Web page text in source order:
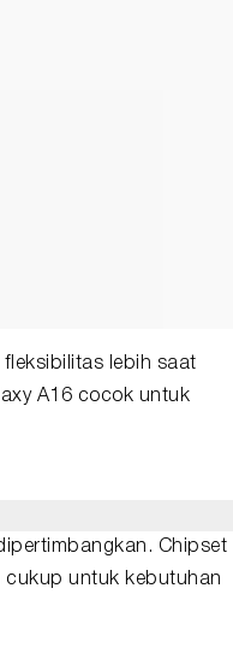
fleksibilitas lebih saat
A16 cocok untuk
Chipset
cukup untuk kebutuhan